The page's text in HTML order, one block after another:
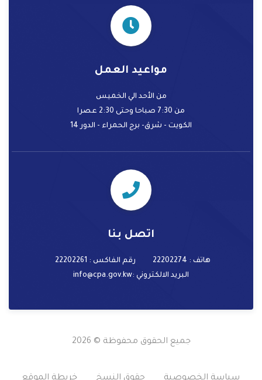
مواعيد العمل
من الأحد الي الخميس
من 7:30 صباحا وحتى 2:30 عصرا
الكويت - شرق- برج الحمراء - الدور 14
اتصل بنا
هاتف : 22202274
رقم الفاكس : 22202261
البريد الالكتروني :info@cpa.gov.kw
جميع الحقوق محفوظة © 2026
سياسة الخصوصية حقوق النسخ خريطة الموقع